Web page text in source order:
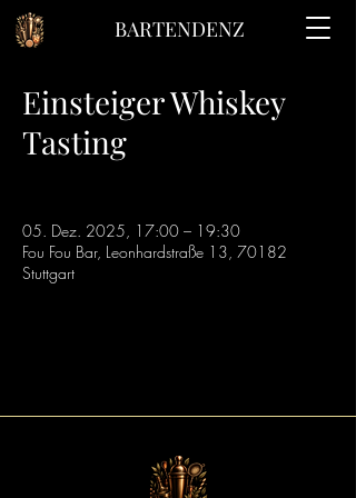
BARTENDENZ
Einsteiger Whiskey
Tasting
05. Dez. 2025, 17:00 – 19:30
Fou Fou Bar, Leonhardstraße 13, 70182
Stuttgart